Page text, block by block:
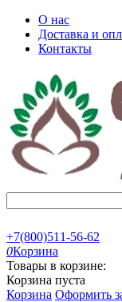
О нас
Доставка и
Контакты
+7(800)511-56-62
0Корзина
Товары в корзине:
Корзина пуста
Корзина Оформить